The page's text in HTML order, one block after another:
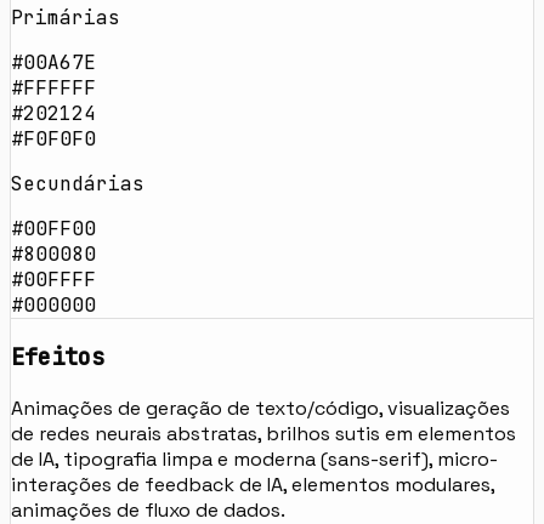
Primárias
#00A67E
#FFFFFF
#202124
#F0F0F0
Secundárias
#00FF00
#800080
#00FFFF
#000000
Efeitos
Animações de geração de texto/código, visualizações
de redes neurais abstratas, brilhos sutis em elementos
de IA, tipografia limpa e moderna (sans-serif), micro-
interações de feedback de IA, elementos modulares,
animações de fluxo de dados.